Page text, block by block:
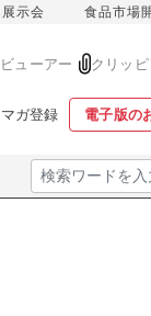
展示会 食品市場
ューアー クリッ
ガ登録 電子版の